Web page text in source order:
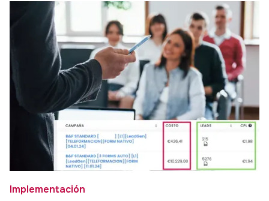
Implementación